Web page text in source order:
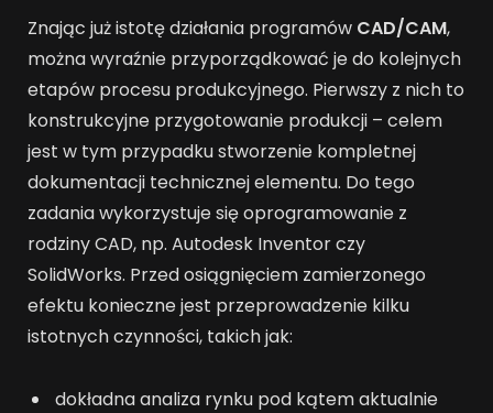
Znając już istotę działania programów CAD/CAM,
można wyraźnie przyporządkować je do kolejnych
etapów procesu produkcyjnego. Pierwszy z nich to
konstrukcyjne przygotowanie produkcji – celem
jest w tym przypadku stworzenie kompletnej
dokumentacji technicznej elementu. Do tego
zadania wykorzystuje się oprogramowanie z
rodziny CAD, np. Autodesk Inventor czy
SolidWorks. Przed osiągnięciem zamierzonego
efektu konieczne jest przeprowadzenie kilku
istotnych czynności, takich jak:
dokładna analiza rynku pod kątem aktualnie